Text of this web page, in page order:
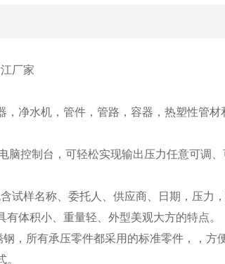
厂家
，净水机，管件，管路，容器，热塑性管
脑控制台 ，可轻松实现输出压力任意可调
试样名称、委托人、供应商、日期，压力
体积小、重量轻、外型美观大方的特点。
， 所有承压零件都采用的标准零件，，方